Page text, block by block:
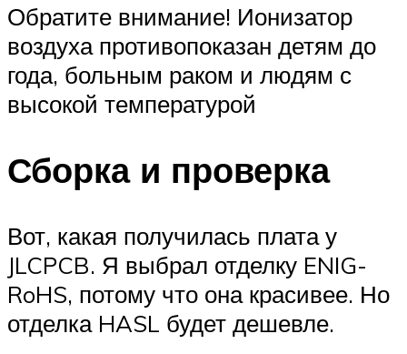
Обратите внимание! Ионизатор
воздуха противопоказан детям до
года, больным раком и людям с
высокой температурой
Сборка и проверка
Вот, какая получилась плата у
JLCPCB. Я выбрал отделку ENIG-
RoHS, потому что она красивее. Но
отделка HASL будет дешевле.